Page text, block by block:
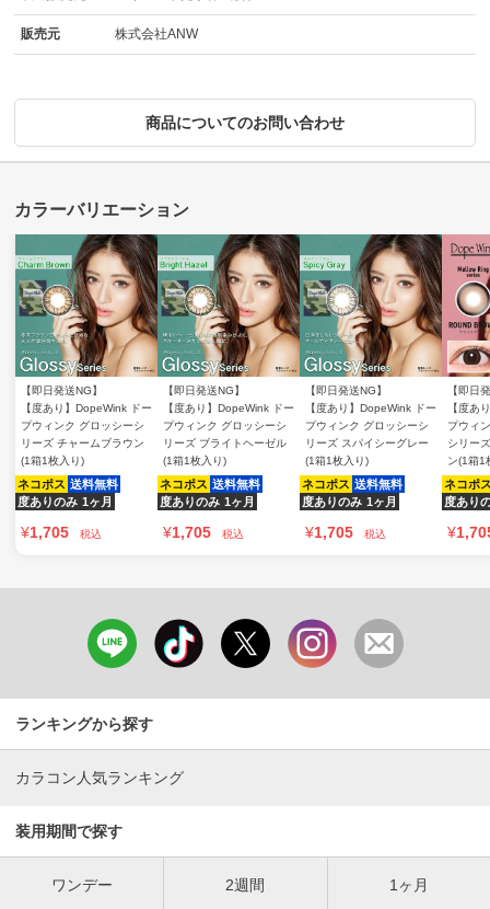
販売元 株式会社ANW
商品についてのお問い合わせ
【即日発送NG】
【度あり】DopeWink ドー
プウィンク グロッシーシ
リーズ チャームブラウン
(1箱1枚入り)
ネコポス 送料無料
度ありのみ 1ヶ月
¥1,705 税込
【即日発送NG】
【度あり】DopeWink ドー
プウィンク グロッシーシ
リーズ ブライトヘーゼル
(1箱1枚入り)
ネコポス 送料無料
度ありのみ 1ヶ月
¥1,705 税込
【即日発送NG】
【度あり】DopeWink ドー
プウィンク グロッシーシ
リーズ スパイシーグレー
(1箱1枚入り)
ネコポス 送料無料
度ありのみ 1ヶ月
¥1,705 税込
【即日
【度あ
プウィ
シリー
ン(1箱1
ネコポ
度あり
¥
ランキングから探す
カラコン人気ランキング
装用期間で探す
ワンデー 2週間 1ヶ月